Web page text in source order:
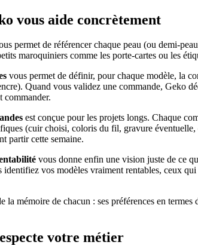
vous aide concrètement
permet de référencer chaque peau (ou demi-
maroquiniers comme les porte-cartes ou les
vous permet de définir, pour chaque modèle, la
Quand vous validez une commande, Geko
commander.
est conçue pour les projets longs. Chaque
(cuir choisi, coloris du fil, gravure
partir cette semaine.
vous donne enfin une vision juste de ce
identifiez vos modèles vraiment rentables, ceux
la mémoire de chacun : ses préférences en
votre métier